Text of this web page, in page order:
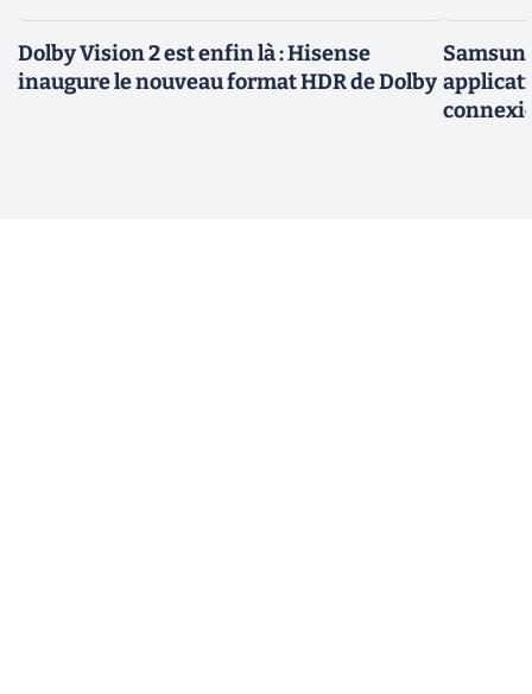
Dolby Vision 2 est enfin là : Hisense
inaugure le nouveau format HDR de Dolby